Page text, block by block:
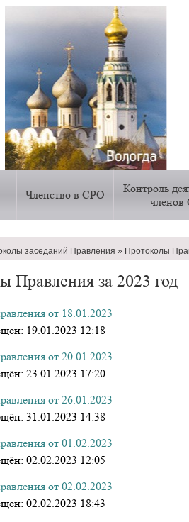
Членство в СРО
Контроль
заседаний Правления Протоколы
Правления за 2023 год
от 18.01.2023
19.01.2023 12:18
от 20.01.2023.
23.01.2023 17:20
от 26.01.2023
31.01.2023 14:38
от 01.02.2023
02.02.2023 12:05
от 02.02.2023
02.02.2023 18:43